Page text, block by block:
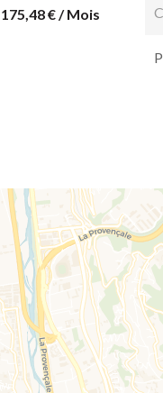
175,48 € / Mois